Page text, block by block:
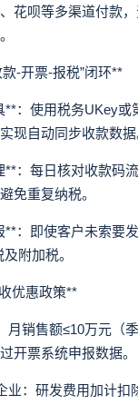
花呗等多渠道付款
-开票-报税”闭环**
使用税务UKey或
现自动同步收款数据
每日核对收款码流
免重复纳税。
即使客户未索要发
附加税。
惠政策**
销售额≤10万元（季
开票系统申报数据。
：研发费用加计扣